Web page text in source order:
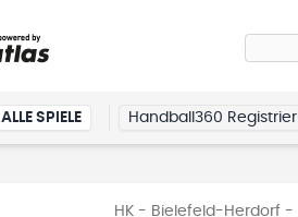
ALLE SPIELE Handball360
HK - Bielefeld-Herdorf -